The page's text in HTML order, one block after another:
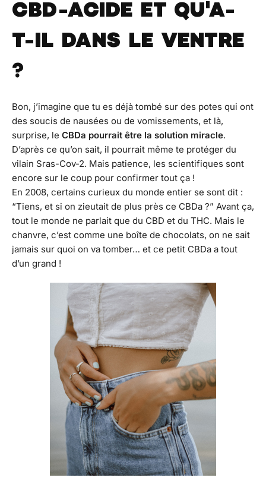
CBD-ACIDE ET QU'A-
T-IL DANS LE VENTRE
?
Bon, j’imagine que tu es déjà tombé sur des potes qui ont
des soucis de nausées ou de vomissements, et là,
surprise, le CBDa pourrait être la solution miracle.
D’après ce qu’on sait, il pourrait même te protéger du
vilain Sras-Cov-2. Mais patience, les scientifiques sont
encore sur le coup pour confirmer tout ça !
En 2008, certains curieux du monde entier se sont dit :
“Tiens, et si on zieutait de plus près ce CBDa ?” Avant ça,
tout le monde ne parlait que du CBD et du THC. Mais le
chanvre, c’est comme une boîte de chocolats, on ne sait
jamais sur quoi on va tomber… et ce petit CBDa a tout
d’un grand !